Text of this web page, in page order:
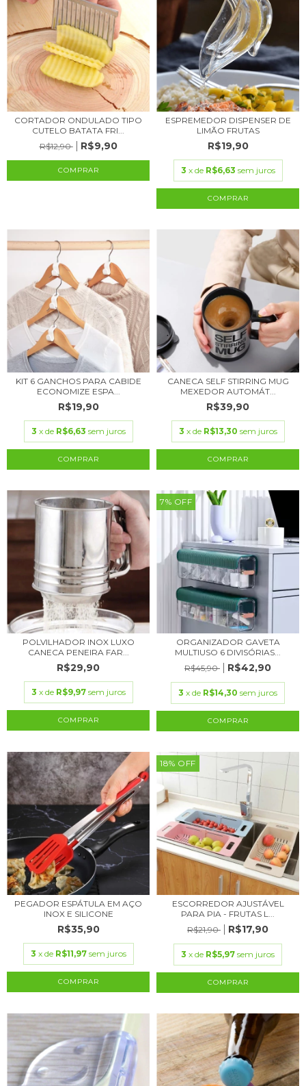
CORTADOR ONDULADO TIPO
CUTELO BATATA FRI...
R$12,90
R$9,90
COMPRAR
ESPREMEDOR DISPENSER DE
LIMÃO FRUTAS
R$19,90
3 x de R$6,63 sem juros
KIT 6 GANCHOS PARA CABIDE
ECONOMIZE ESPA...
R$19,90
3 x de R$6,63 sem juros
CANECA SELF STIRRING MUG
MEXEDOR AUTOMÁT...
R$39,90
3 x de R$13,30 sem juros
POLVILHADOR INOX LUXO
CANECA PENEIRA FAR...
R$29,90
3 x de R$9,97 sem juros
7% OFF
ORGANIZADOR GAVETA
MULTIUSO 6 DIVISÓRIAS...
R$45,90
R$42,90
3 x de R$14,30 sem juros
COMPRAR
PEGADOR ESPÁTULA EM AÇO
INOX E SILICONE
R$35,90
3 x de R$11,97 sem juros
COMPRAR
18% OFF
ESCORREDOR AJUSTÁVEL
PARA PIA - FRUTAS L...
R$21,90
R$17,90
3 x de R$5,97 sem juros
COMPRAR